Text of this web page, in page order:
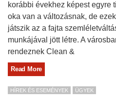
korábbi évekhez képest egyre
oka van a változásnak, de
játszik az a fajta
munkájával jött létre. A
rendeznek Clean &
Read More
HÍREK ÉS ESEMÉNYEK ÜGYEK